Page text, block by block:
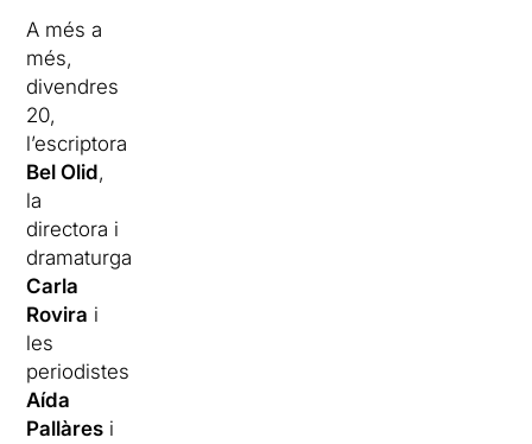
A més a
més,
divendres
20,
l’escriptora
Bel Olid,
la
directora i
dramaturga
Carla
Rovira i
les
periodistes
Aída
Pallàres i